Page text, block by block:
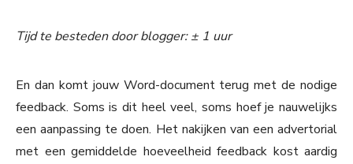
Tijd te besteden door blogger: ± 1 uur
En dan komt jouw Word-document terug met de nodige
feedback. Soms is dit heel veel, soms hoef je nauwelijks
een aanpassing te doen. Het nakijken van een advertorial
met een gemiddelde hoeveelheid feedback kost aardig